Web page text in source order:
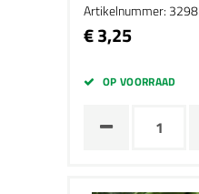
Artikelnummer: 3298
€ 3,25
OP VOORRAAD